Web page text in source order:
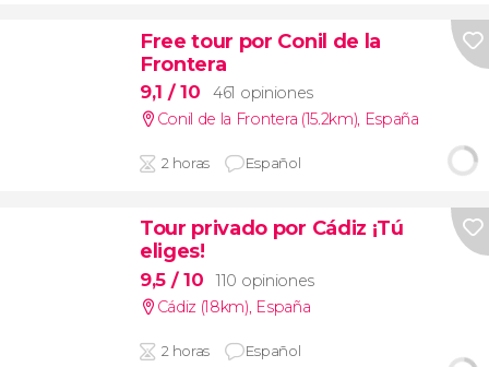
Free tour por Conil de la
Frontera
9,1 / 10
461 opiniones
Conil de la Frontera (15.2km), España
2 horas Español
Tour privado por Cádiz ¡Tú
eliges!
9,5 / 10
110 opiniones
Cádiz (18km), España
2 horas Español